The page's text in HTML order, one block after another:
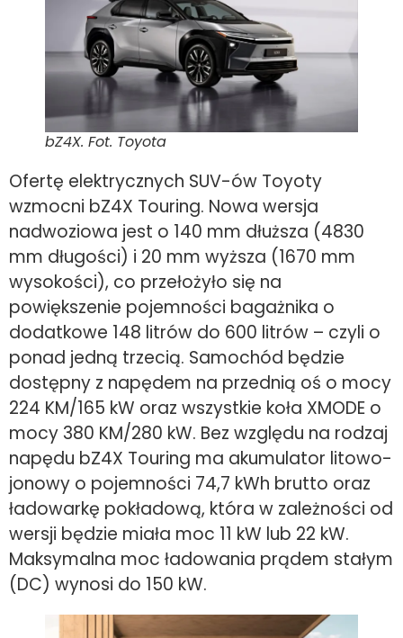
bZ4X. Fot. Toyota
Ofertę elektrycznych SUV-ów Toyoty
wzmocni bZ4X Touring. Nowa wersja
nadwoziowa jest o 140 mm dłuższa (4830
mm długości) i 20 mm wyższa (1670 mm
wysokości), co przełożyło się na
powiększenie pojemności bagażnika o
dodatkowe 148 litrów do 600 litrów – czyli o
ponad jedną trzecią. Samochód będzie
dostępny z napędem na przednią oś o mocy
224 KM/165 kW oraz wszystkie koła XMODE o
mocy 380 KM/280 kW. Bez względu na rodzaj
napędu bZ4X Touring ma akumulator litowo-
jonowy o pojemności 74,7 kWh brutto oraz
ładowarkę pokładową, która w zależności od
wersji będzie miała moc 11 kW lub 22 kW.
Maksymalna moc ładowania prądem stałym
(DC) wynosi do 150 kW.